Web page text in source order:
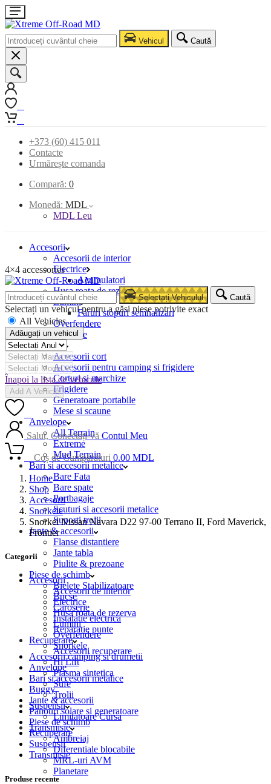
Vehicul Caută
+373 (60) 415 011
Contacte
Urmărește comanda
Compară: 0
Monedă: MDL
MDL Leu
Accesorii
Accesorii de interior
Electrice
Acumulatori
Husa roata de rezerva
Lumini
Faruri stopuri semnalizari
Overfendere
Snorkele
Camping
Accesorii cort
Accesorii pentru camping si frigidere
Corturi si marchize
Frigidere
Generatoare portabile
Mese si scaune
Anvelope
All Terrain
Extreme
Mud Terrain
Bari si accesorii metalice
Bare Fata
Bare spate
Portbagaje
Scuturi si accesorii metalice
Suporti trolii
Jante & accesorii
Flanse distantiere
Jante tabla
Piulite & prezoane
Piese de schimb
Bielete Stabilizatoare
Bucse
Caroserie
Instalatie electrica
Reparatie punte
Recuperare
Accesorii recuperare
Hi Lift
Plasma sintetica
Sufe
Trolii
Suspensii
Limitatoare Cursa
Transmisie
Ambreiaj
Diferentiale blocabile
MRL-uri AVM
Planetare
4×4 accessories
Selectați Vehiculul Caută
Selectați un vehicul pentru a găsi piese potrivite exact
All Vehicles
Adăugați un vehicul
Înapoi la lista de vehicule
Add A Vehicle
Salut, Conectați-vă Contul Meu
Coș de Cumpărături 0.00 MDL
Home
Shop
Accesorii
Snorkele
Snorkel Nissan Navara D22 97-00 Terrano II, Ford Maverick,
Frontier
Categorii
Accesorii
Accesorii de interior
Electrice
Husa roata de rezerva
Lumini
Overfendere
Snorkele
Accesorii camping si drumetii
Anvelope
Bari si accesorii metalice
Buggy
Jante & accesorii
Panouri solare si generatoare
Piese de schimb
Recuperare
Suspensii
Transmisie
Produse recente